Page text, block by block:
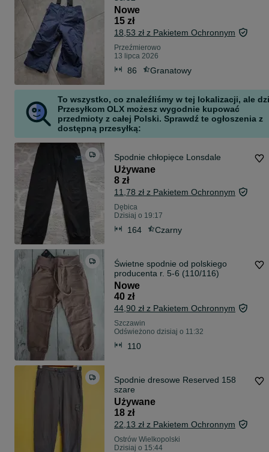
Nowe
15 zł
18,53 zł z Pakietem Ochronnym
Przeźmierowo
13 lipca 2026
86 Granatowy
To wszystko, co znaleźliśmy w tej lokalizacji, ale
Przesyłkom OLX możesz wygodnie kupować
przedmioty z całej Polski. Sprawdź te ogłoszenia z
dostępną przesyłką:
Spodnie chłopięce Lonsdale
Używane
8 zł
11,78 zł z Pakietem Ochronnym
Dębica
Dzisiaj o 19:17
164 Czarny
Świetne spodnie od polskiego
producenta r. 5-6 (110/116)
Nowe
40 zł
44,90 zł z Pakietem Ochronnym
Szczawin
Odświeżono dzisiaj o 11:32
110
Spodnie dresowe Reserved 158
szare
Używane
18 zł
22,13 zł z Pakietem Ochronnym
Ostrów Wielkopolski
Dzisiaj o 15:44